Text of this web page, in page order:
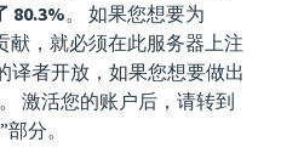
80.3%。 如果您想要为
献，就必须在此服务器上注
译者开放，如果您想要做出
激活您的账户后，请转到
分。